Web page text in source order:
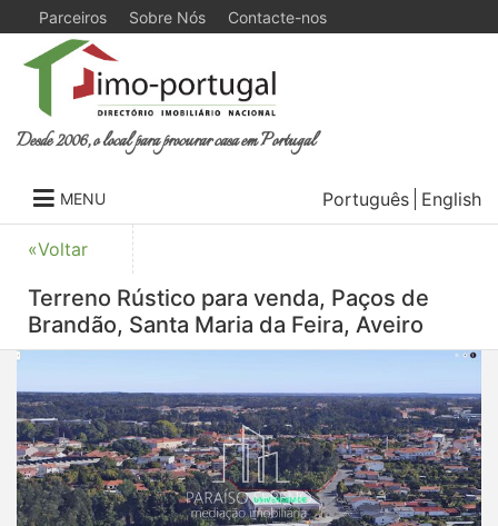
Parceiros Sobre Nós Contacte-nos
Desde 2006, o local para procurar casa em Portugal
MENU Português English
«Voltar
Terreno Rústico para venda, Paços de
Brandão, Santa Maria da Feira, Aveiro